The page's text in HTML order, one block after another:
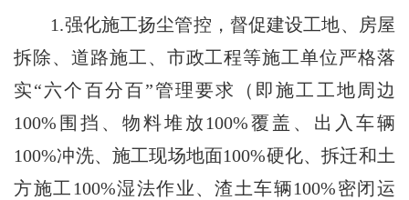
1.强化施工扬尘管控，督促建设工地、房屋
拆除、道路施工、市政工程等施工单位严格落
实“六个百分百”管理要求（即施工工地周边
100%围挡、物料堆放100%覆盖、出入车辆
100%冲洗、施工现场地面100%硬化、拆迁和土
方施工100%湿法作业、渣土车辆100%密闭运